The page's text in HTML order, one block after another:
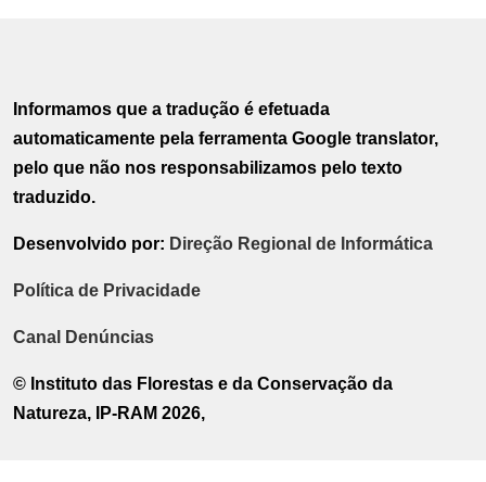
Informamos que a tradução é efetuada
automaticamente pela ferramenta Google translator,
pelo que não nos responsabilizamos pelo texto
traduzido.
Desenvolvido por: Direção Regional de Informática
Política de Privacidade
Canal Denúncias
© Instituto das Florestas e da Conservação da
Natureza, IP-RAM 2026,